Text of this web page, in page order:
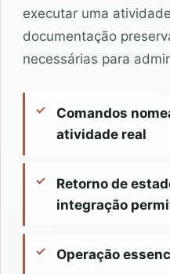
executar uma
documentação
necessárias para
Comandos
atividade real
Retorno de
integração
Operação